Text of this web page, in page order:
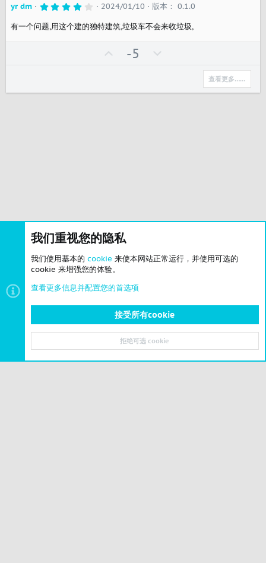
yr dm 4
0
0
2024/01/10
版本： 0.1.0
有一个问题,用这个建的独特建筑,垃圾车不会来收垃圾,
o
-5
查看更多……
顶部 底部
我们重视您的隐私
我们使用基本的 cookie 来使本网站正常运行，并使用可选的
cookie 来增强您的体验。
查看更多信息并配置您的首选项
接受所有cookie
拒绝可选 cookie